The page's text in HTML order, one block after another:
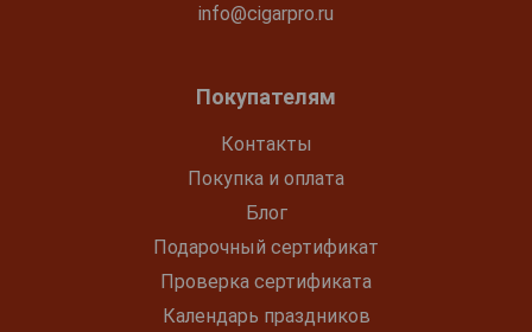
info@cigarpro.ru
Покупателям
Контакты
Покупка и оплата
Блог
Подарочный сертификат
Проверка сертификата
Календарь праздников